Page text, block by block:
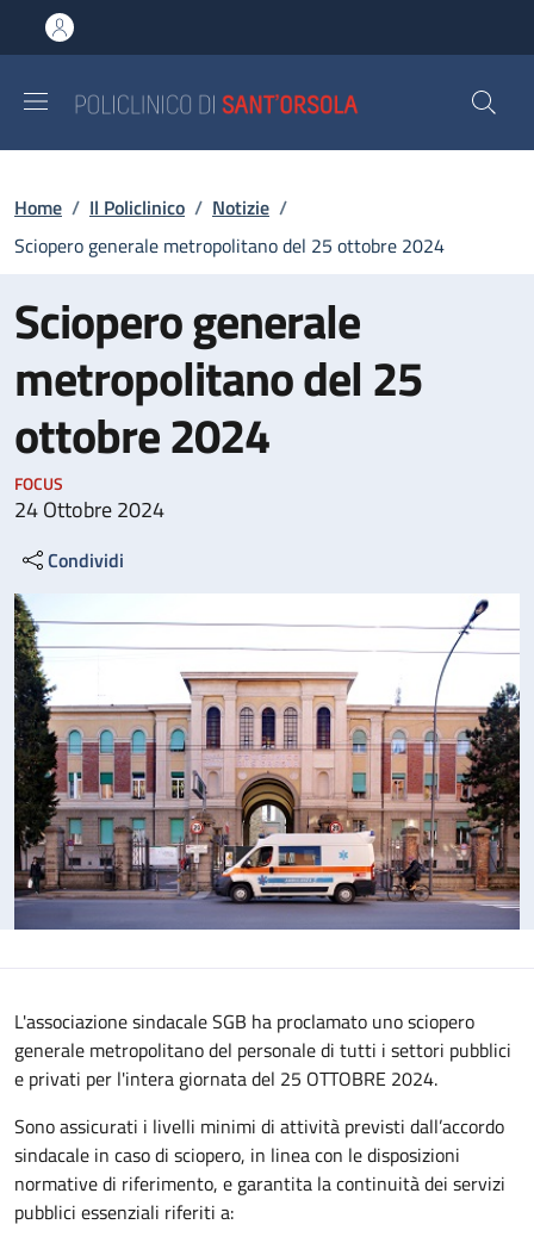
al contenuto principale
to footer content
Briciole di pane
Home / Il Policlinico / Notizie /
Sciopero generale metropolitano del 25 ottobre 2024
Sciopero generale
metropolitano del 25
ottobre 2024
FOCUS
24 Ottobre 2024
Condividi
L'associazione sindacale SGB ha proclamato uno sciopero
generale metropolitano del personale di tutti i settori pubblici
e privati per l'intera giornata del 25 OTTOBRE 2024.
Sono assicurati i livelli minimi di attività previsti dall’accordo
sindacale in caso di sciopero, in linea con le disposizioni
normative di riferimento, e garantita la continuità dei servizi
pubblici essenziali riferiti a: